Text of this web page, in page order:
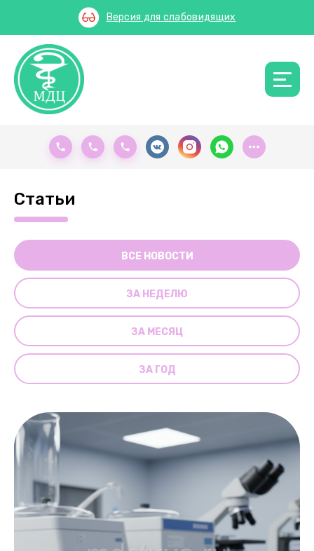
Версия для слабовидящих
Статьи
ВСЕ НОВОСТИ
ЗА НЕДЕЛЮ
ЗА МЕСЯЦ
ЗА ГОД